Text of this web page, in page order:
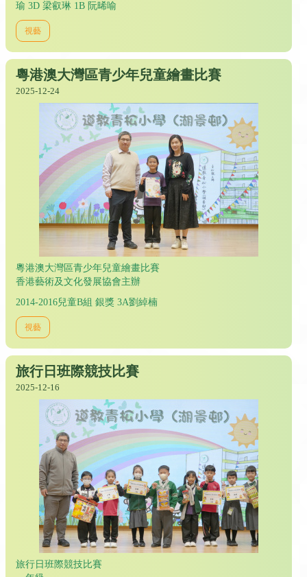
瑜 3D 梁叡琳 1B 阮晞喻
視藝
粵港澳大灣區青少年兒童繪畫比賽
2025-12-24
粵港澳大灣區青少年兒童繪畫比賽
香港藝術及文化發展協會主辦
2014-2016兒童B組 銀獎 3A劉綽楠
視藝
旅行日班際競技比賽
2025-12-16
旅行日班際競技比賽